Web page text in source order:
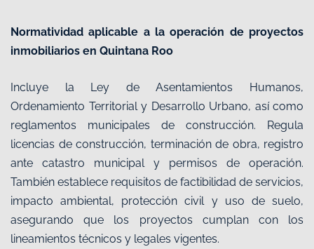
Normatividad aplicable a la operación de proyectos
inmobiliarios en Quintana Roo
Incluye la Ley de Asentamientos Humanos,
Ordenamiento Territorial y Desarrollo Urbano, así como
reglamentos municipales de construcción. Regula
licencias de construcción, terminación de obra, registro
ante catastro municipal y permisos de operación.
También establece requisitos de factibilidad de servicios,
impacto ambiental, protección civil y uso de suelo,
asegurando que los proyectos cumplan con los
lineamientos técnicos y legales vigentes.